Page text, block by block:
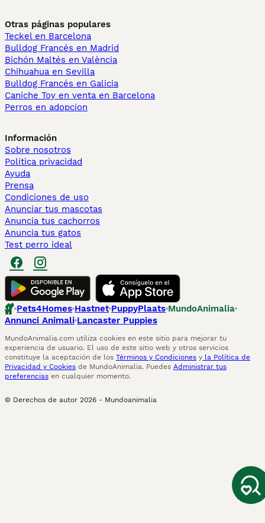
Otras páginas populares
Teckel en Barcelona
Bulldog Francés en Madrid
Bichón Maltés en València
Chihuahua en Sevilla
Bulldog Francés en Galicia
Caniche Toy en venta en Barcelona
Perros en adopcion
Información
Sobre nosotros
Politica privacidad
Ayuda
Prensa
Condiciones de uso
Anunciar tus mascotas
Anuncia tus cachorros
Anuncia tus gatos
Test perro ideal
Pets4Homes Hastnet PuppyPlaats MundoAnimalia
Annunci Animali Lancaster Puppies
MundoAnimalia.com utiliza cookies en este sitio para mejorar tu
experiencia de usuario. El uso de este sitio web y otros servicios
constituye la aceptación de los Términos y Condiciones y la Política de
Privacidad y Cookies de MundoAnimalia. Puedes Administrar tus
preferencias en cualquier momento.
© Derechos de autor 2026 - Mundoanimalia